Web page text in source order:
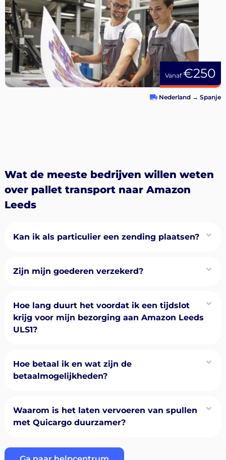
Vanaf€250
Nederland → Spanje
Wat de meeste bedrijven willen weten
over pallet transport naar Amazon
Leeds
Kan ik als particulier een zending plaatsen?
Zijn mijn goederen verzekerd?
Hoe lang duurt het voordat ik een tijdslot
krijg voor mijn bezorging aan Amazon Leeds
ULS1?
Hoe betaal ik en wat zijn de
betaalmogelijkheden?
Waarom is het laten vervoeren van spullen
met Quicargo duurzamer?